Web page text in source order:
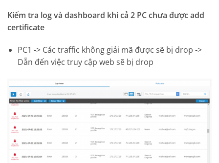
Kiểm tra log và dashboard khi cả 2 PC chưa được add
certificate
PC1 -> Các traffic không giải mã được sẽ bị drop ->
Dẫn đến việc truy cập web sẽ bị drop